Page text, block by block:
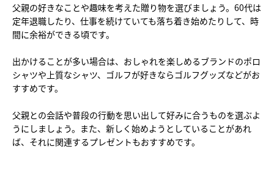
父親の好きなことや趣味を考えた贈り物を選びましょう。60代は
定年退職したり、仕事を続けていても落ち着き始めたりして、時
間に余裕ができる頃です。
出かけることが多い場合は、おしゃれを楽しめるブランドのポロ
シャツや上質なシャツ、ゴルフが好きならゴルフグッズなどがお
すすめです。
父親との会話や普段の行動を思い出して好みに合うものを選ぶよ
うにしましょう。また、新しく始めようとしていることがあれ
ば、それに関連するプレゼントもおすすめです。